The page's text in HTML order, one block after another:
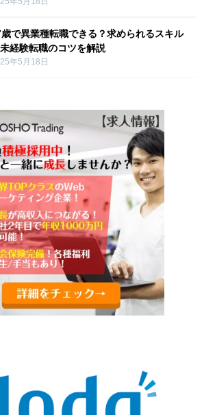
で異業種転職できる？求められるスキル
経験転職のコツを解説
年5月18日